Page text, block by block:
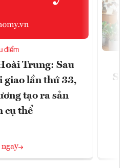
Trung: Sau
giao lần thứ 33,
tạo ra sản
cụ thể